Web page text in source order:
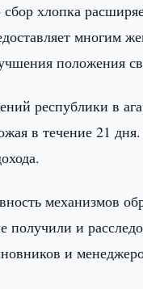
сбор хлопка
многим
положения
республики в
в течение 21
механизмов
и
и